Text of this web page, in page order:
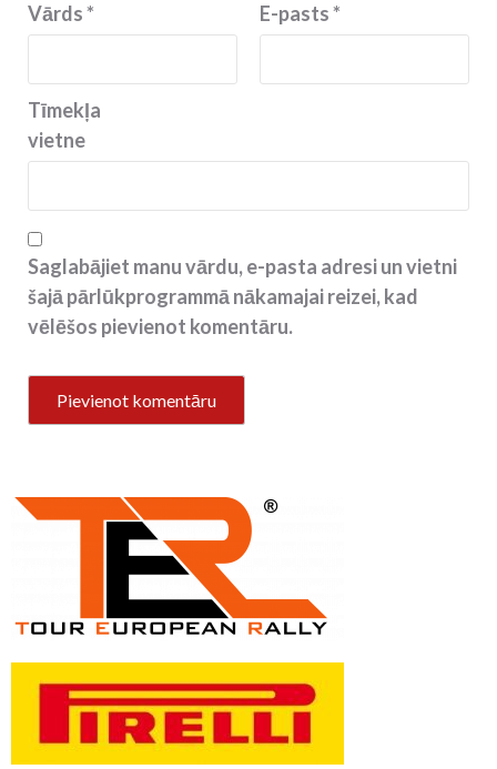
Vārds* E-pasts*
Tīmekļa
vietne
Saglabājiet manu vārdu, e-pasta adresi un vietni
šajā pārlūkprogrammā nākamajai reizei, kad
vēlēšos pievienot komentāru.